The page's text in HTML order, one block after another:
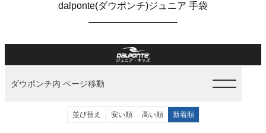
dalponte(ダウポンチ)ジュニア 手袋
ダウポンチ内 ページ移動
並び替え 安い順 高い順 新着順